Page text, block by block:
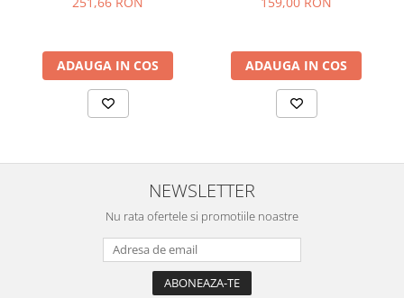
ADAUGA IN COS ADAUGA IN COS
NEWSLETTER
Nu rata ofertele si promotiile noastre